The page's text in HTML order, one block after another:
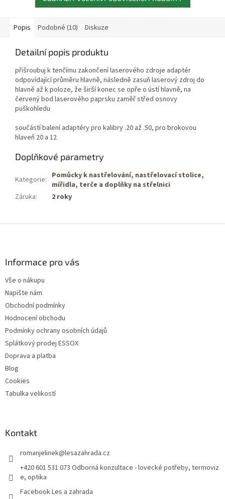
Popis Podobné (10) Diskuze
Detailní popis produktu
přišroubuj k tenčímu zakončení laserového zdroje adaptér
odpovídající průměru hlavně, následně zasuň laserový zdroj do
hlavně až k poloze, že širší konec se opře o ústí hlavně, na
červený bod laserového paprsku zaměř střed osnovy
puškohledu
součástí balení adaptéry pro kalibry .20 až .50, pro brokovou
hlaveň 20 a 12
Doplňkové parametry
Kategorie: Pomůcky k nastřelování, nastřelovací stolice,
mířidla, terče a doplňky na střelnici
Záruka: 2 roky
Informace pro vás
Vše o nákupu
Napište nám
Obchodní podmínky
Hodnocení obchodu
Podmínky ochrany osobních údajů
Splátkový prodej ESSOX
Doprava a platba
Blog
Cookies
Tabulka velikostí
Kontakt
romanjelinek@lesazahrada.cz
+420 601 531 073 Odborná konzultace - lovecké potřeby, termoviz
e, optika
Facebook Les a zahrada